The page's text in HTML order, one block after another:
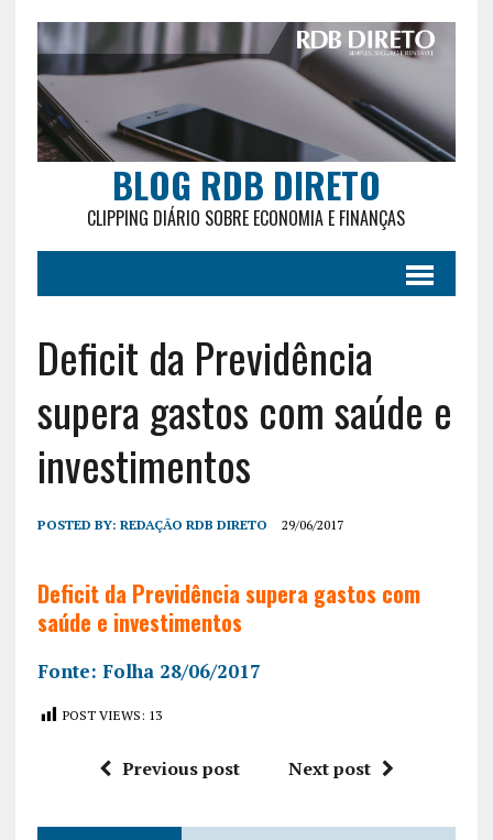
BLOG RDB DIRETO
CLIPPING DIÁRIO SOBRE ECONOMIA E FINANÇAS
Deficit da Previdência
supera gastos com saúde e
investimentos
POSTED BY: REDAÇÃO RDB DIRETO 29/06/2017
Deficit da Previdência supera gastos com
saúde e investimentos
Fonte: Folha 28/06/2017
POST VIEWS: 13
Previous post Next post